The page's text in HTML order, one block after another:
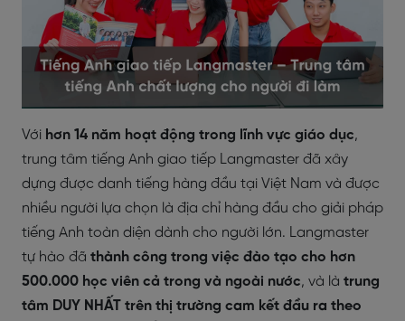
Với hơn 14 năm hoạt động trong lĩnh vực giáo dục,
trung tâm tiếng Anh giao tiếp Langmaster đã xây
dựng được danh tiếng hàng đầu tại Việt Nam và được
nhiều người lựa chọn là địa chỉ hàng đầu cho giải pháp
tiếng Anh toàn diện dành cho người lớn. Langmaster
tự hào đã thành công trong việc đào tạo cho hơn
500.000 học viên cả trong và ngoài nước, và là trung
tâm DUY NHẤT trên thị trường cam kết đầu ra theo